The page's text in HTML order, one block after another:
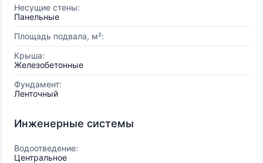
Несущие стены:
Панельные
Площадь подвала, м²:
Крыша:
Железобетонные
Фундамент:
Ленточный
Инженерные системы
Водоотведение:
Центральное